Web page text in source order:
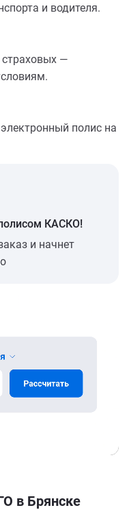
и водителя.
—
полис на
КАСКО!
и начнет
в Брянске